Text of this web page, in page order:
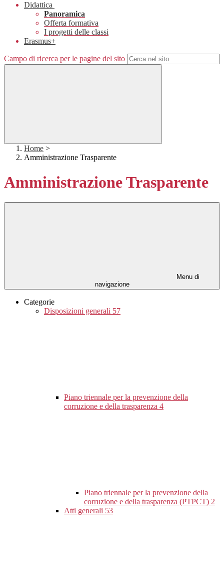
Didattica
Panoramica
Offerta formativa
I progetti delle classi
Erasmus+
Campo di ricerca per le pagine del sito
Home >
Amministrazione Trasparente
Amministrazione Trasparente
Menu di
navigazione
Categorie
Disposizioni generali 57
Piano triennale per la prevenzione della
corruzione e della trasparenza 4
Piano triennale per la prevenzione della
corruzione e della trasparenza (PTPCT) 2
Atti generali 53